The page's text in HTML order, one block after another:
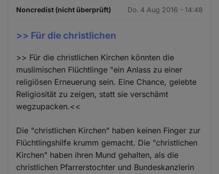
Noncredist (nicht überprüft) Do. 4 Aug 2016 - 14:48
>> Für die christlichen
>> Für die christlichen Kirchen könnten die
muslimischen Flüchtlinge "ein Anlass zu einer
religiösen Erneuerung sein. Eine Chance, gelebte
Religiosität zu zeigen, statt sie verschämt
wegzupacken.<<
Die "christlichen Kirchen" haben keinen Finger zur
Flüchtlingshilfe krumm gemacht. Die "christlichen
Kirchen" haben ihren Mund gehalten, als die
christlichen Pfarrerstochter und Bundeskanzlerin